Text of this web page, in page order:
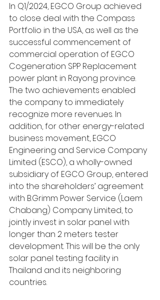
In Q1/2024, EGCO Group achieved
to close deal with the Compass
Portfolio in the USA, as well as the
successful commencement of
commercial operation of EGCO
Cogeneration SPP Replacement
power plant in Rayong province.
The two achievements enabled
the company to immediately
recognize more revenues. In
addition, for other energy-related
business movement, EGCO
Engineering and Service Company
Limited (ESCO), a wholly-owned
subsidiary of EGCO Group, entered
into the shareholders’ agreement
with B.Grimm Power Service (Laem
Chabang) Company Limited, to
jointly invest in solar panel with
longer than 2 meters tester
development. This will be the only
solar panel testing facility in
Thailand and its neighboring
countries.